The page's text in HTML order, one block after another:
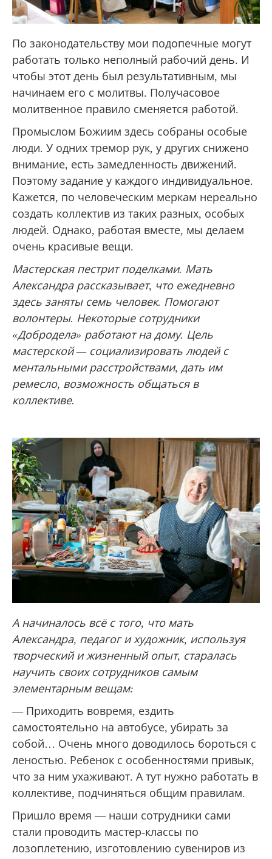
По законодательству мои подопечные могут
работать только неполный рабочий день. И
чтобы этот день был результативным, мы
начинаем его с молитвы. Получасовое
молитвенное правило сменяется работой.
Промыслом Божиим здесь собраны особые
люди. У одних тремор рук, у других снижено
внимание, есть замедленность движений.
Поэтому задание у каждого индивидуальное.
Кажется, по человеческим меркам нереально
создать коллектив из таких разных, особых
людей. Однако, работая вместе, мы делаем
очень красивые вещи.
Мастерская пестрит поделками. Мать
Александра рассказывает, что ежедневно
здесь заняты семь человек. Помогают
волонтеры. Некоторые сотрудники
«Добродела» работают на дому. Цель
мастерской — социализировать людей с
ментальными расстройствами, дать им
ремесло, возможность общаться в
коллективе.
А начиналось всё с того, что мать
Александра, педагог и художник, используя
творческий и жизненный опыт, старалась
научить своих сотрудников самым
элементарным вещам:
— Приходить вовремя, ездить
самостоятельно на автобусе, убирать за
собой… Очень много доводилось бороться с
леностью. Ребенок с особенностями привык,
что за ним ухаживают. А тут нужно работать в
коллективе, подчиняться общим правилам.
Пришло время — наши сотрудники сами
стали проводить мастер-классы по
лозоплетению, изготовлению сувениров из